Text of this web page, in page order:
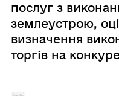
послуг з
землеустрою,
визначення
торгів на